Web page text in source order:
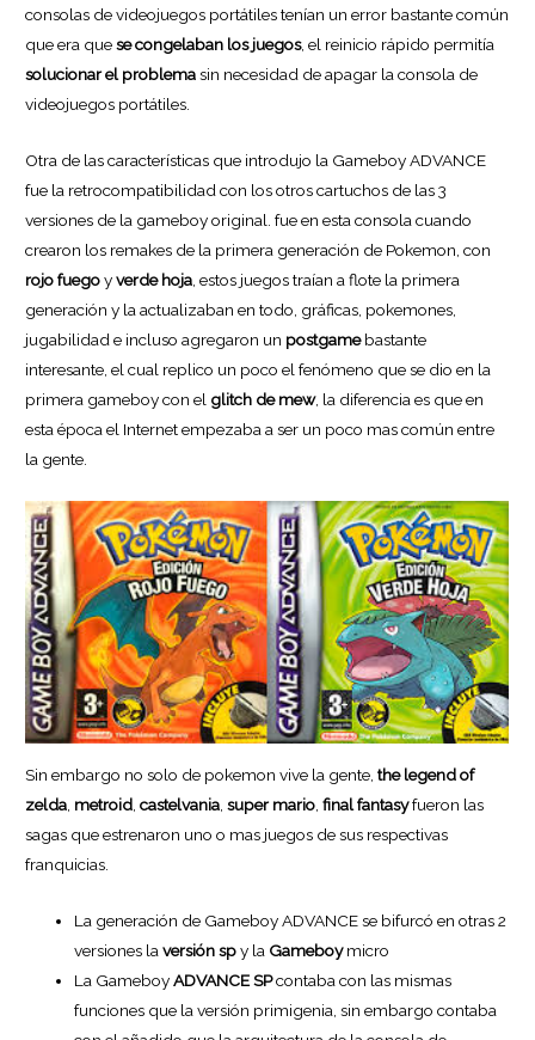
consolas de videojuegos portátiles tenían un error bastante común
que era quese congelaban los juegos, el reinicio rápido permitía
solucionar el problemasin necesidad de apagar la consola de
videojuegos portátiles.
Otra de las características que introdujo la Gameboy ADVANCE
fue la retrocompatibilidad con los otros cartuchos de las 3
versiones de la gameboy original. fue en esta consola cuando
crearon los remakes de la primera generación de Pokemon, con
rojo fuegoyverde hoja , estos juegos traían a flote la primera
generación y la actualizaban en todo, gráficas, pokemones,
jugabilidad e incluso agregaron un postgamebastante
interesante, el cual replico un poco el fenómeno que se dio en la
primera gameboy con el glitch de mew, la diferencia es que en
esta época el Internet empezaba a ser un poco mas común entre
la gente.
Sin embargo no solo de pokemon vive la gente,the legend of
zelda metroid ,castelvania ,super mario ,final fantasyfueron las
sagas que estrenaron uno o mas juegos de sus respectivas
franquicias.
La generación de Gameboy ADVANCE se bifurcó en otras 2
versiones laversión spy la Gameboymicro
La GameboyADVANCE SPcontaba con las mismas
funciones que la versión primigenia, sin embargo contaba